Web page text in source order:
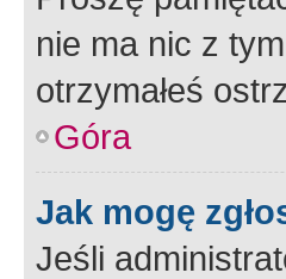
nie ma nic z
otrzymałeś
Góra
Jak mogę
Jeśli